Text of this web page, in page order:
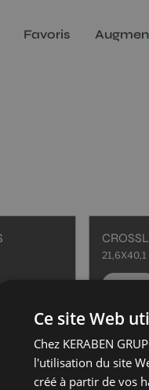
Favoris
21,6X40,1
WHITE
Ce site Web
Chez KERABEN
l'utilisation du site
créé à partir de vos